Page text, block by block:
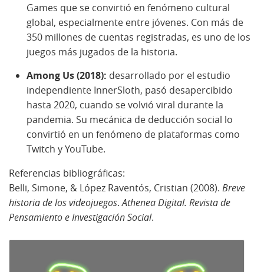
Games que se convirtió en fenómeno cultural
global, especialmente entre jóvenes. Con más de
350 millones de cuentas registradas, es uno de los
juegos más jugados de la historia.
Among Us (2018): desarrollado por el estudio
independiente InnerSloth, pasó desapercibido
hasta 2020, cuando se volvió viral durante la
pandemia. Su mecánica de deducción social lo
convirtió en un fenómeno de plataformas como
Twitch y YouTube.
Referencias bibliográficas:
Belli, Simone, & López Raventós, Cristian (2008). Breve
historia de los videojuegos.Athenea Digital. Revista de
Pensamiento e Investigación Social.